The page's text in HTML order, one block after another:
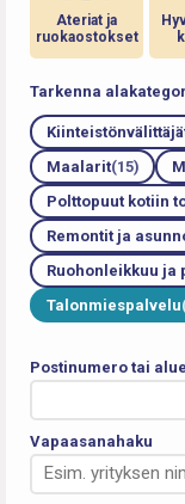
Ateriat ja
ruokaostokset
Tarkenna
Maalarit(15)
Polttopuut kotiin
Remontit ja
Ruohonleikkuu ja
Talonmiespalvelu
Postinumero tai alue
Vapaasanahaku